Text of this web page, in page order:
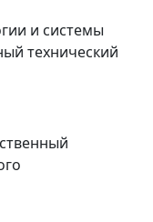
и системы
технический